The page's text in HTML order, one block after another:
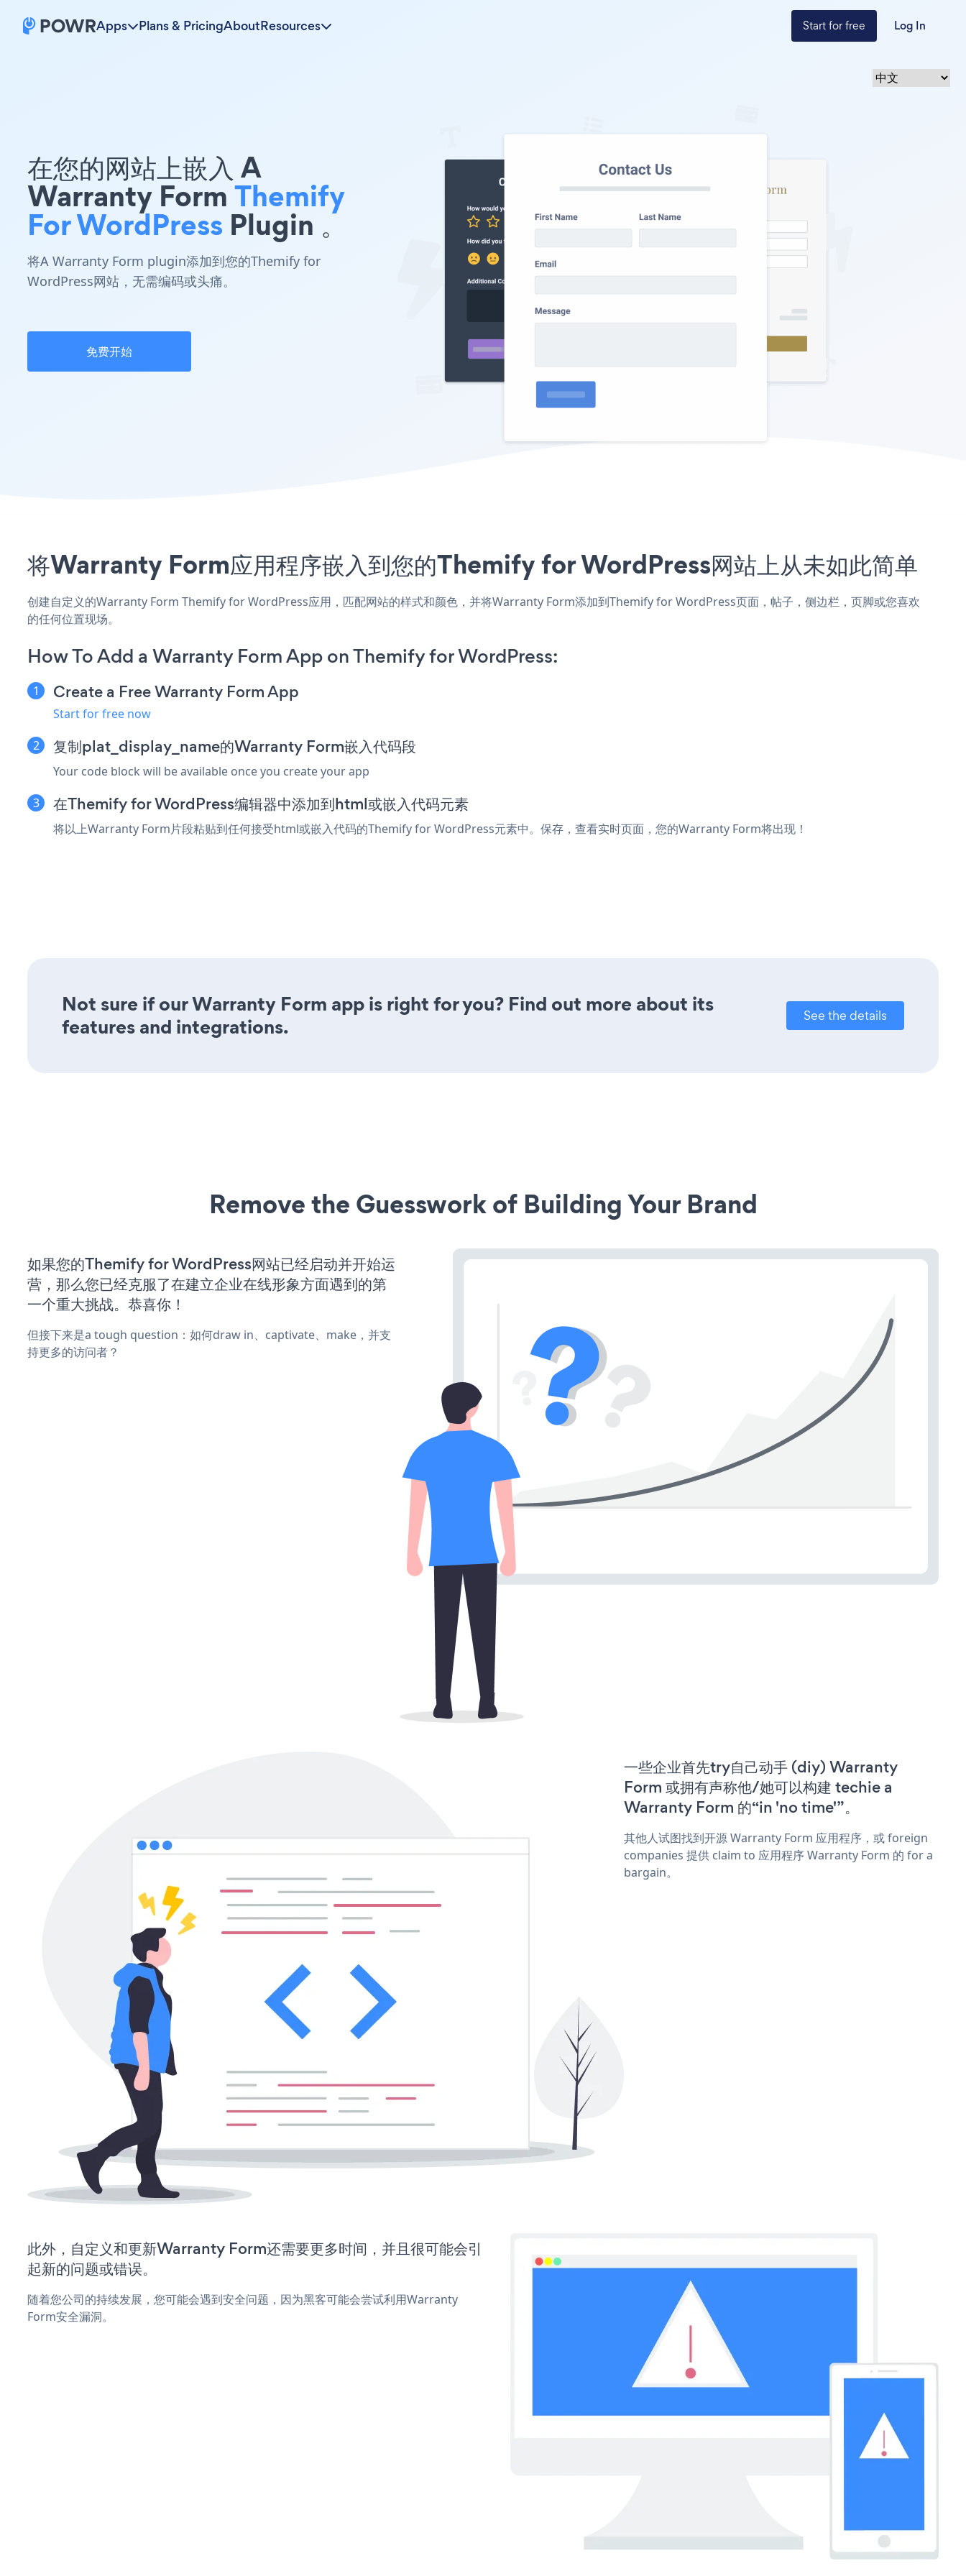
Apps Plans & PricingAboutResources Start for free Log In
在您的网站上嵌入 A
Warranty FormThemify
For WordPress Plugin 。
将A Warranty Form plugin添加到您的Themify for
WordPress网站，无需编码或头痛。
免费开始
将Warranty Form应用程序嵌入到您的Themify for WordPress网站上从未如此简单
创建自定义的Warranty Form Themify for WordPress应用，匹配网站的样式和颜色，并将Warranty Form添加到Themify for WordPress页面，帖子，侧边栏，页脚或您喜欢
的任何位置现场。
How To Add a Warranty Form App on Themify for WordPress:
Create a Free Warranty Form App
Start for free now
复制plat_display_name的Warranty Form嵌入代码段
Your code block will be available once you create your app
在Themify for WordPress编辑器中添加到html或嵌入代码元素
将以上Warranty Form片段粘贴到任何接受html或嵌入代码的Themify for WordPress元素中。保存，查看实时页面，您的Warranty Form将出现！
Not sure if our Warranty Form app is right for you? Find out more about its
features and integrations.
See the details
Remove the Guesswork of Building Your Brand
如果您的Themify for WordPress网站已经启动并开始运
营，那么您已经克服了在建立企业在线形象方面遇到的第
一个重大挑战。恭喜你！
但接下来是a tough question：如何draw in、captivate、make，并支
持更多的访问者？
一些企业首先try自己动手 (diy) Warranty
Form 或拥有声称他/她可以构建 techie a
Warranty Form 的“in 'no time'”。
其他人试图找到开源 Warranty Form 应用程序，或 foreign
companies 提供 claim to 应用程序 Warranty Form 的 for a
bargain。
此外，自定义和更新Warranty Form还需要更多时间，并且很可能会引
起新的问题或错误。
随着您公司的持续发展，您可能会遇到安全问题，因为黑客可能会尝试利用Warranty
Form安全漏洞。